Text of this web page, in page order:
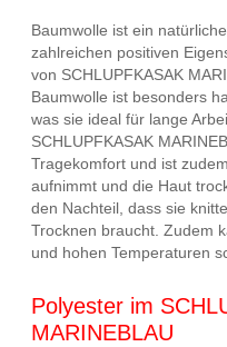
Baumwolle ist ein
zahlreichen positiven
von SCHLUPFKASAK
Baumwolle ist besonders
was sie ideal für lange
SCHLUPFKASAK
Tragekomfort und ist
aufnimmt und die Haut
den Nachteil, dass sie
Trocknen braucht. Zudem
und hohen Temperaturen
Polyester im
MARINEBLAU